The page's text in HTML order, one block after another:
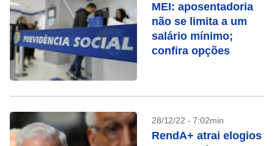
MEI: aposentadoria
não se limita a um
salário mínimo;
confira opções
28/12/22 - 7:02min
RendA+ atrai elogios